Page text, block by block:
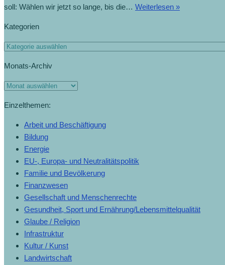
soll: Wählen wir jetzt so lange, bis die… Weiterlesen »
Kategorien
Monats-Archiv
Einzelthemen:
Arbeit und Beschäftigung
Bildung
Energie
EU-, Europa- und Neutralitätspolitik
Familie und Bevölkerung
Finanzwesen
Gesellschaft und Menschenrechte
Gesundheit, Sport und Ernährung/Lebensmittelqualität
Glaube / Religion
Infrastruktur
Kultur / Kunst
Landwirtschaft